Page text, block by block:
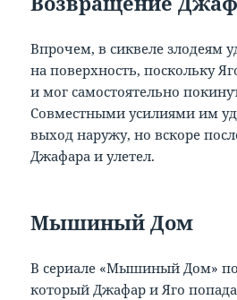
Впрочем, в сиквеле злодеям
на поверхность, поскольку
и мог самостоятельно
Совместными усилиями им
выход наружу, но вскоре
Джафара и улетел.
Мышиный Дом
В сериале «Мышиный Дом»
который Джафар и Яго